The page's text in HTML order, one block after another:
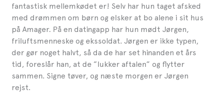
fantastisk mellemkødet er! Selv har hun taget afsked
med drømmen om børn og elsker at bo alene i sit hus
på Amager. På en datingapp har hun mødt Jørgen,
friluftsmenneske og ekssoldat. Jørgen er ikke typen,
der gør noget halvt, så da de har set hinanden et års
tid, foreslår han, at de ”lukker aftalen” og flytter
sammen. Signe tøver, og næste morgen er Jørgen
rejst.